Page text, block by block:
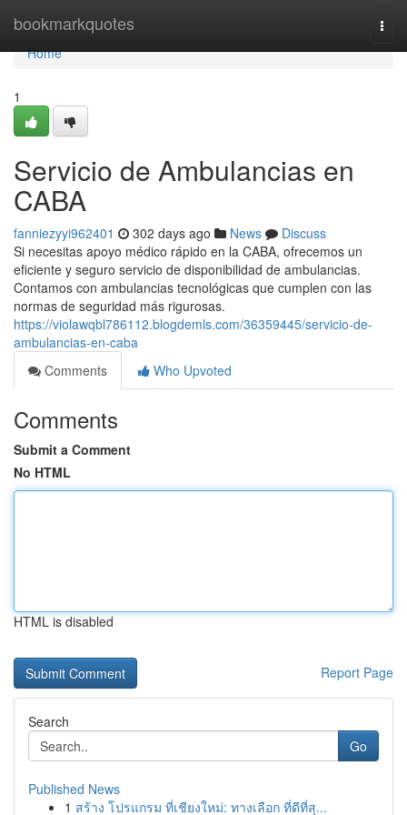
bookmarkquotes
Home
Home
1
Servicio de Ambulancias en
CABA
fanniezyyi962401 302 days ago News
Discuss
Si necesitas apoyo médico rápido en la CABA, ofrecemos un
eficiente y seguro servicio de disponibilidad de ambulancias.
Contamos con ambulancias tecnológicas que cumplen con las
normas de seguridad más rigurosas.
https://violawqbl786112.blogdemls.com/36359445/servicio-de-
ambulancias-en-caba
Comments
Who Upvoted
Comments
Submit a Comment
No HTML
HTML is disabled
Report Page
Search
Go
Published News
1 สร้าง โปรแกรม ที่เชียงใหม่: ทางเลือก ที่ดีที่สุ...